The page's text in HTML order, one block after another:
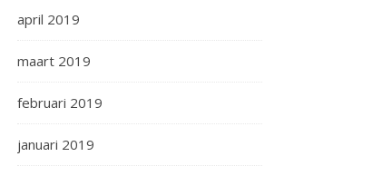
april 2019
maart 2019
februari 2019
januari 2019